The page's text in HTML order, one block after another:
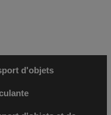
d'objets